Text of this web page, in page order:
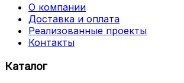
О компании
Доставка и оплата
Реализованные проекты
Контакты
Каталог